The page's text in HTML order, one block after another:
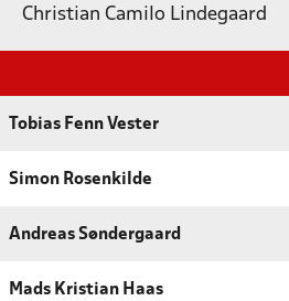
Christian Camilo Lindegaard
Tobias Fenn Vester
Simon Rosenkilde
Andreas Søndergaard
Mads Kristian Haas